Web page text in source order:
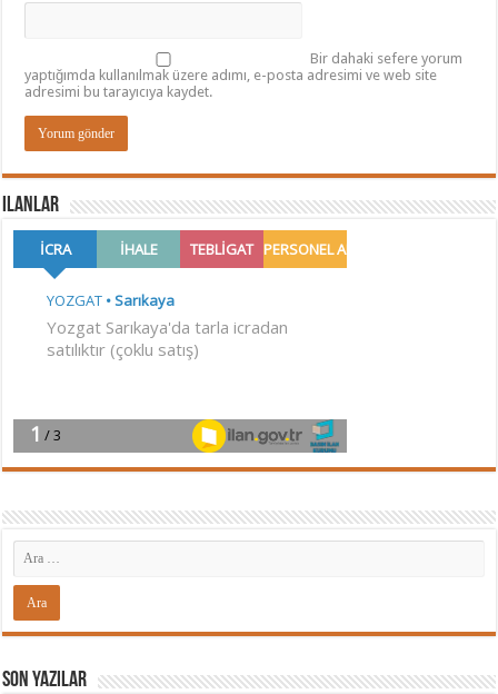
Bir dahaki sefere yorum
yaptığımda kullanılmak üzere adımı, e-posta adresimi ve web site
adresimi bu tarayıcıya kaydet.
ilanlar
Son Yazılar